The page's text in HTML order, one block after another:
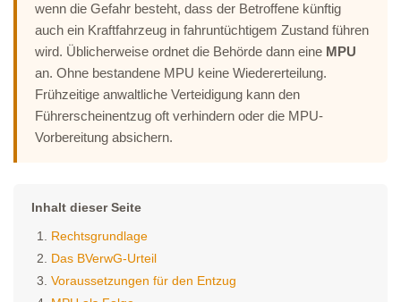
wenn die Gefahr besteht, dass der Betroffene künftig
auch ein Kraftfahrzeug in fahruntüchtigem Zustand führen
wird. Üblicherweise ordnet die Behörde dann eine MPU
an. Ohne bestandene MPU keine Wiedererteilung.
Frühzeitige anwaltliche Verteidigung kann den
Führerscheinentzug oft verhindern oder die MPU-
Vorbereitung absichern.
Inhalt dieser Seite
Rechtsgrundlage
Das BVerwG-Urteil
Voraussetzungen für den Entzug